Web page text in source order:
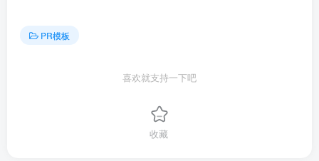
PR模板
喜欢就支持一下吧
收藏